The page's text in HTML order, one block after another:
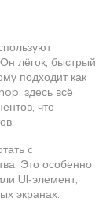
лёгок, быстрый
подходит как
здесь всё
что
с
Это особенно
UI‑элемент,
экранах.